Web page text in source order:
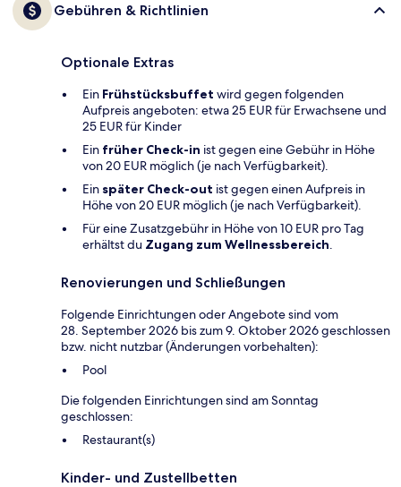
Gebühren & Richtlinien
Optionale Extras
Ein Frühstücksbuffet wird gegen folgenden
Aufpreis angeboten: etwa 25 EUR für Erwachsene und
25 EUR für Kinder
Ein früher Check-in ist gegen eine Gebühr in Höhe
von 20 EUR möglich (je nach Verfügbarkeit).
Ein später Check-out ist gegen einen Aufpreis in
Höhe von 20 EUR möglich (je nach Verfügbarkeit).
Für eine Zusatzgebühr in Höhe von 10 EUR pro Tag
erhältst du Zugang zum Wellnessbereich.
Renovierungen und Schließungen
Folgende Einrichtungen oder Angebote sind vom
28. September 2026 bis zum 9. Oktober 2026 geschlossen
bzw. nicht nutzbar (Änderungen vorbehalten):
Pool
Die folgenden Einrichtungen sind am Sonntag
geschlossen:
Restaurant(s)
Kinder- und Zustellbetten